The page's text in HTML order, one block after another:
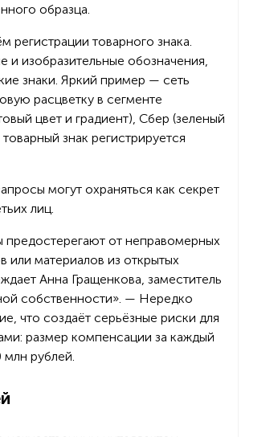
образца.
регистрации товарного знака.
изобразительные обозначения,
знаки. Яркий пример — сеть
расцветку в сегменте
цвет и градиент), Сбер (зеленый
знак регистрируется
могут охраняться как секрет
лиц.
от неправомерных
или материалов из открытых
Анна Гращенкова, заместитель
собственности». — Нередко
что создаёт серьёзные риски для
размер компенсации за каждый
рублей.